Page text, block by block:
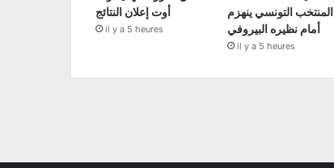
أوت إعلان النتائج
il y a 5 heures
المنتخب التونسي ينهزم
أمام نظيره البيروفي
il y a 5 heures